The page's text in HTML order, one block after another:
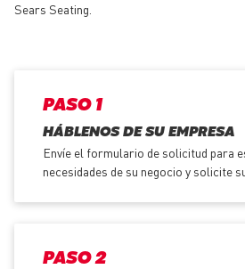
Sears Seating.
PASO 1
HÁBLENOS DE SU EMPRESA
Envíe el formulario de solicitud para
necesidades de su negocio y solicite
PASO 2